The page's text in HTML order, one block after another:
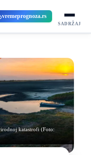
vremeprognoza.rs
SADRŽAJ
katastrofi (Foto: